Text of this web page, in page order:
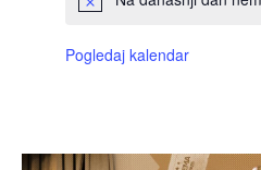
Pogledaj kalendar